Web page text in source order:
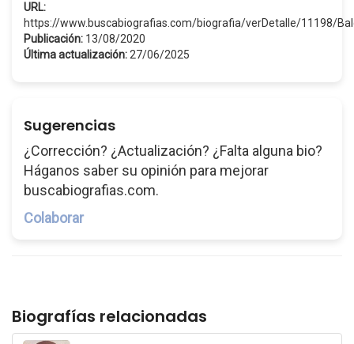
URL:
https://www.buscabiografias.com/biografia/verDetalle/11198/
Publicación: 13/08/2020
Última actualización: 27/06/2025
Sugerencias
¿Corrección? ¿Actualización? ¿Falta alguna bio?
Háganos saber su opinión para mejorar
buscabiografias.com.
Colaborar
Biografías relacionadas